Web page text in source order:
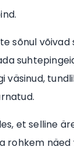
sõnul võivad
väsinud,
et selline
rohkem näed